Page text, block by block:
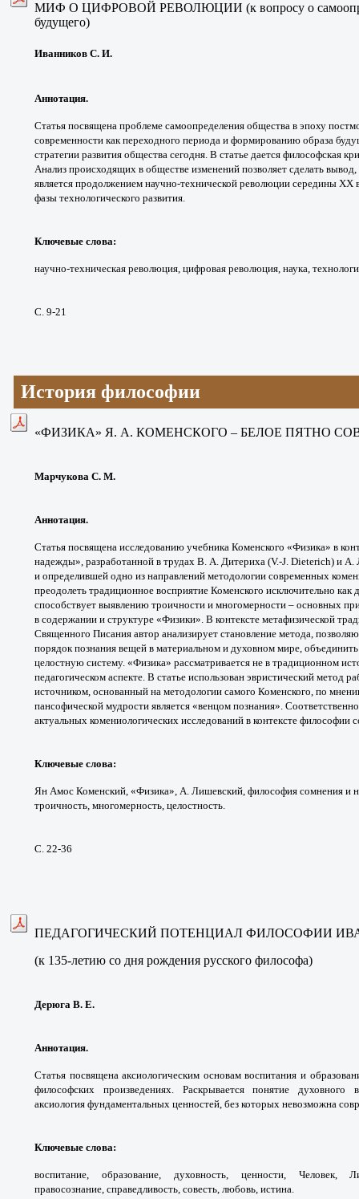
МИФ О ЦИФРОВОЙ РЕВОЛЮЦИИ (к вопросу о
будущего)
Иванников С. И.
Аннотация.
Статья посвящена проблеме самоопределения общества в эпоху
современности как переходного периода и формированию образа
стратегии развития общества сегодня. В статье дается философская
Анализ происходящих в обществе изменений позволяет сделать
является продолжением научно-технической революции середины ХХ
фазы технологического развития.
Ключевые слова:
научно-техническая революция, цифровая революция, наука,
С. 9-21
История философии
«ФИЗИКА» Я. А. КОМЕНСКОГО – БЕЛОЕ ПЯТНО
Марчукова С. М.
Аннотация.
Статья посвящена исследованию учебника Коменского «Физика» в
надежды», разработанной в трудах В. А. Дитериха (V.-J. Dieterich) и А.
и определившей одно из направлений методологии современных
преодолеть традиционное восприятие Коменского исключительно как
способствует выявлению троичности и многомерности – основных
в содержании и структуре «Физики». В контексте метафизической
Священного Писания автор анализирует становление метода,
порядокпознания вещей в материальном и духовном мире,
целостную систему. «Физика» рассматривается не в традиционном
педагогическом аспекте. В статье использован эвристический метод
источником, основанный на методологии самого Коменского, по
пансофической мудрости является «венцом познания».
актуальных комениологических исследований в контексте философии
Ключевые слова:
Ян Амос Коменский, «Физика», А. Лишевский, философия сомнения и
троичность, многомерность, целостность.
С. 22-36
ПЕДАГОГИЧЕСКИЙ ПОТЕНЦИАЛ ФИЛОСОФИИ
(к 135-летию со дня рождения русского философа)
Дерюга В. Е.
Аннотация.
Статья посвящена аксиологическим основам воспитания и
философских произведениях. Раскрывается понятие духовного
аксиология фундаментальных ценностей, без которых невозможна
Ключевые слова:
воспитание, образование, духовность, ценности, Человек,
правосознание, справедливость, совесть, любовь, истина.